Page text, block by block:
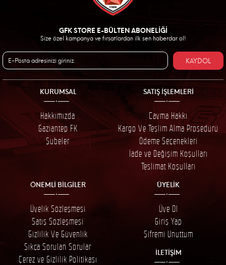
GFK STORE E-BÜLTEN ABONELİĞİ
Size özel kampanya ve fırsatlardan ilk sen haberdar ol!
KAYDOL
KURUMSAL
Hakkımızda
Gaziantep FK
Şubeler
SATIŞ İŞLEMLERİ
Cayma Hakkı
Kargo Ve Teslim Alma Prosedürü
Ödeme Seçenekleri
İade ve Değişim Koşulları
Teslimat Koşulları
ÖNEMLİ BİLGİLER
Üyelik Sözleşmesi
Satış Sözleşmesi
Gizlilik Ve Güvenlik
Sıkça Sorulan Sorular
Çerez ve Gizlilik Politikası
ÜYELİK
Üye Ol
Giriş Yap
Şifremi Unuttum
İLETİŞİM